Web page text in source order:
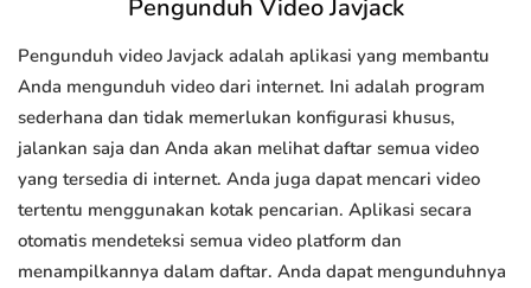
Pengunduh Video Javjack
Pengunduh video Javjack adalah aplikasi yang membantu
Anda mengunduh video dari internet. Ini adalah program
sederhana dan tidak memerlukan konfigurasi khusus,
jalankan saja dan Anda akan melihat daftar semua video
yang tersedia di internet. Anda juga dapat mencari video
tertentu menggunakan kotak pencarian. Aplikasi secara
otomatis mendeteksi semua video platform dan
menampilkannya dalam daftar. Anda dapat mengunduhnya